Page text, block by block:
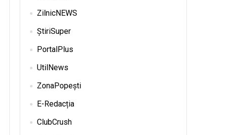
ZilnicNEWS
ȘtiriSuper
PortalPlus
UtilNews
ZonaPopești
E-Redacția
ClubCrush